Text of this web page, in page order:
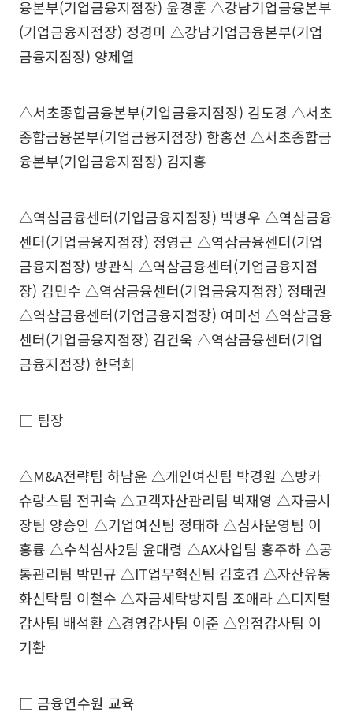
융본부(기업금융지점장) 윤경훈 △강남기업금융본부
(기업금융지점장) 정경미 △강남기업금융본부(기업
금융지점장) 양제열
△서초종합금융본부(기업금융지점장) 김도경 △서초
종합금융본부(기업금융지점장) 함홍선 △서초종합금
융본부(기업금융지점장) 김지홍
△역삼금융센터(기업금융지점장) 박병우 △역삼금융
센터(기업금융지점장) 정영근 △역삼금융센터(기업
금융지점장) 방관식 △역삼금융센터(기업금융지점
장) 김민수 △역삼금융센터(기업금융지점장) 정태권
△역삼금융센터(기업금융지점장) 여미선 △역삼금융
센터(기업금융지점장) 김건욱 △역삼금융센터(기업
금융지점장) 한덕희
□ 팀장
△M&A전략팀 하남윤 △개인여신팀 박경원 △방카
슈랑스팀 전귀숙 △고객자산관리팀 박재영 △자금시
장팀 양승인 △기업여신팀 정태하 △심사운영팀 이
홍륭 △수석심사2팀 윤대령 △AX사업팀 홍주하 △공
통관리팀 박민규 △IT업무혁신팀 김호겸 △자산유동
화신탁팀 이철수 △자금세탁방지팀 조애라 △디지털
감사팀 배석환 △경영감사팀 이준 △임점감사팀 이
기환
□ 금융연수원 교육